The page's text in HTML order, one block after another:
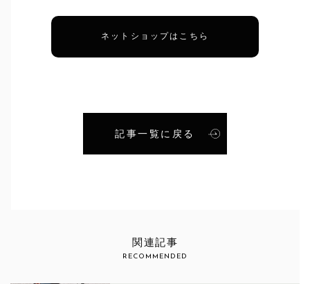
ネットショップはこちら
記事一覧に戻る
関連記事
RECOMMENDED